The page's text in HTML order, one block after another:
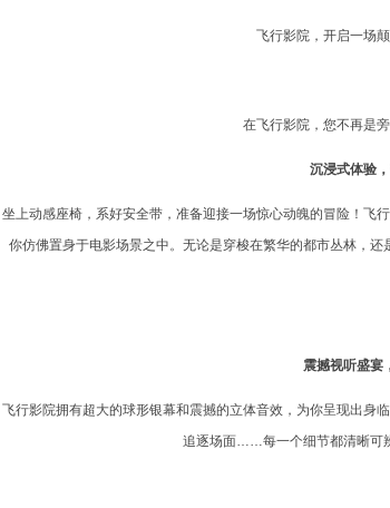
飞行影院，开启一场
在飞行影院，您不再是
沉浸式体验
坐上动感座椅，系好安全带，准备迎接一场惊心动魄的冒险！飞
你仿佛置身于电影场景之中。无论是穿梭在繁华的都市丛林，
震撼视听盛宴
飞行影院拥有超大的球形银幕和震撼的立体音效，为你呈现出身
追逐场面……每一个细节都清晰可